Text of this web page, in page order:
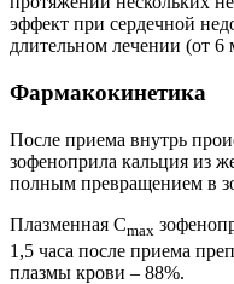
эффект при сердечной
длительном лечении (от 6
Фармакокинетика
После приема внутрь
зофеноприла кальция из
полным превращением в
Плазменная Cmax
1,5 часа после приема
плазмы крови – 88%.